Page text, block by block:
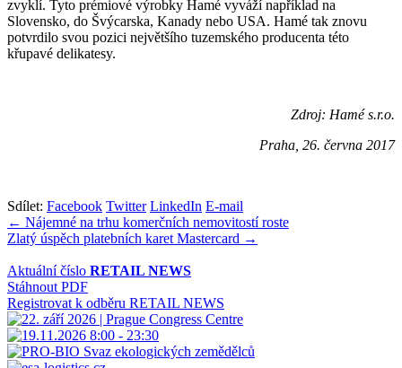
zvyklí. Tyto prémiové výrobky Hamé vyváží například na
Slovensko, do Švýcarska, Kanady nebo USA. Hamé tak znovu
potvrdilo svou pozici největšího tuzemského producenta této
křupavé delikatesy.
Zdroj: Hamé s.r.o.
Praha, 26. června 2017
Sdílet: Facebook Twitter LinkedIn E-mail
Navigace
pro
příspěvek
← Nájemné na trhu komerčních nemovitostí roste
Zlatý úspěch platebních karet Mastercard →
Aktuální číslo RETAIL NEWS
Stáhnout PDF
Registrovat k odběru RETAIL NEWS